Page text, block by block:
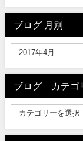
ブログ 月別
ブログ カテゴ